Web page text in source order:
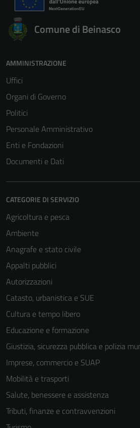
Comune di Beinasco
AMMINISTRAZIONE
Uffici
Organi di Governo
Politici
Personale Amministrativo
Enti e Fondazioni
Documenti e Dati
CATEGORIE DI SERVIZIO
Agricoltura e pesca
Ambiente
Anagrafe e stato civile
Appalti pubblici
Autorizzazioni
Catasto, urbanistica e SUE
Cultura e tempo libero
Educazione e formazione
Giustizia, sicurezza pubblica e polizia
Imprese, commercio e SUAP
Mobilità e trasporti
Salute, benessere e assistenza
Tributi, finanze e contravvenzioni